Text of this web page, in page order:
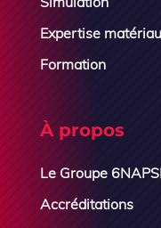
Expertise
Formation
À propos
Le Groupe
Accréditations